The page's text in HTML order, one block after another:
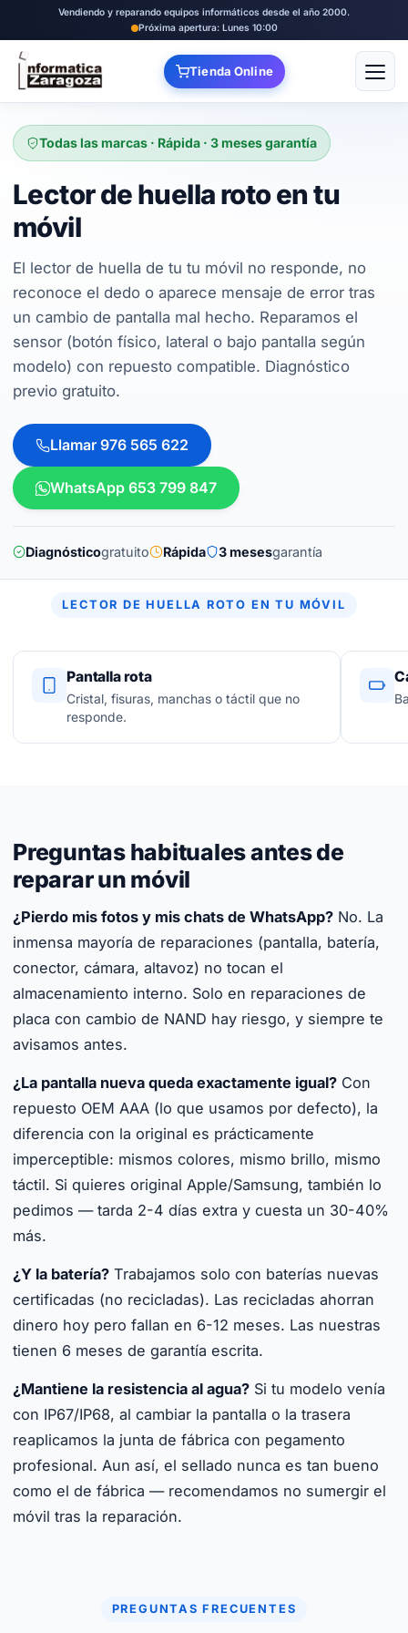
Vendiendo y reparando equipos informáticos desde el año 2000.
Próxima apertura: Lunes 10:00
Tienda Online Abrir
Todas las marcas · Rápida · 3 meses garantía
Lector de huella roto en tu
móvil
El lector de huella de tu tu móvil no responde, no
reconoce el dedo o aparece mensaje de error tras
un cambio de pantalla mal hecho. Reparamos el
sensor (botón físico, lateral o bajo pantalla según
modelo) con repuesto compatible. Diagnóstico
previo gratuito.
Llamar 976 565 622
WhatsApp 653 799 847
Diagnósticogratuito Rápida 3 mesesgarantía
LECTOR DE HUELLA ROTO EN TU MÓVIL
Pantalla rota
Cristal, fisuras, manchas o táctil que no
responde.
Preguntas habituales antes de
reparar un móvil
¿Pierdo mis fotos y mis chats de WhatsApp? No. La
inmensa mayoría de reparaciones (pantalla, batería,
conector, cámara, altavoz) no tocan el
almacenamiento interno. Solo en reparaciones de
placa con cambio de NAND hay riesgo, y siempre te
avisamos antes.
¿La pantalla nueva queda exactamente igual? Con
repuesto OEM AAA (lo que usamos por defecto), la
diferencia con la original es prácticamente
imperceptible: mismos colores, mismo brillo, mismo
táctil. Si quieres original Apple/Samsung, también lo
pedimos — tarda 2-4 días extra y cuesta un 30-40%
más.
¿Y la batería? Trabajamos solo con baterías nuevas
certificadas (no recicladas). Las recicladas ahorran
dinero hoy pero fallan en 6-12 meses. Las nuestras
tienen 6 meses de garantía escrita.
¿Mantiene la resistencia al agua? Si tu modelo venía
con IP67/IP68, al cambiar la pantalla o la trasera
reaplicamos la junta de fábrica con pegamento
profesional. Aun así, el sellado nunca es tan bueno
como el de fábrica — recomendamos no sumergir el
móvil tras la reparación.
PREGUNTAS FRECUENTES